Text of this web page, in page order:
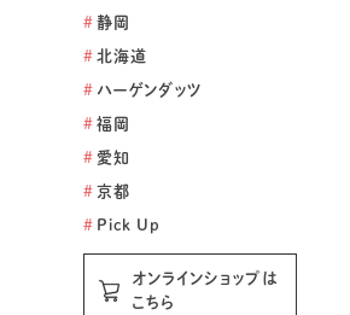
# 静岡
# 北海道
# ハーゲンダッツ
# 福岡
# 愛知
# 京都
# Pick Up
オンラインショップは
こちら